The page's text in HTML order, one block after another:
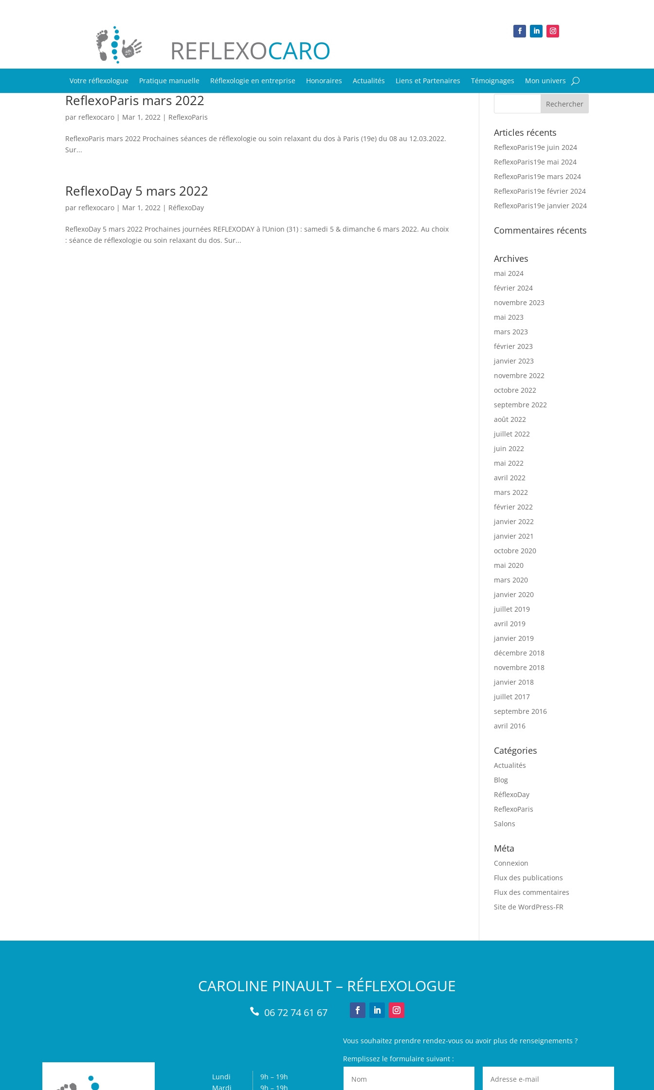
REFLEXOCARO
Votre réflexologue Pratique manuelle Réflexologie en entreprise Honoraires Actualités Liens et Partenaires Témoignages Mon univers
ReflexoParis mars 2022
par reflexocaro | Mar 1, 2022 | ReflexoParis
ReflexoParis mars 2022 Prochaines séances de réflexologie ou soin relaxant du dos à Paris (19e) du 08 au 12.03.2022.
Sur...
ReflexoDay 5 mars 2022
par reflexocaro | Mar 1, 2022 | RéflexoDay
ReflexoDay 5 mars 2022 Prochaines journées REFLEXODAY à l’Union (31) : samedi 5 & dimanche 6 mars 2022. Au choix
: séance de réflexologie ou soin relaxant du dos. Sur...
Articles récents
ReflexoParis19e juin 2024
ReflexoParis19e mai 2024
ReflexoParis19e mars 2024
ReflexoParis19e février 2024
ReflexoParis19e janvier 2024
Commentaires récents
Archives
mai 2024
février 2024
novembre 2023
mai 2023
mars 2023
février 2023
janvier 2023
novembre 2022
octobre 2022
septembre 2022
août 2022
juillet 2022
juin 2022
mai 2022
avril 2022
mars 2022
février 2022
janvier 2022
janvier 2021
octobre 2020
mai 2020
mars 2020
janvier 2020
juillet 2019
avril 2019
janvier 2019
décembre 2018
novembre 2018
janvier 2018
juillet 2017
septembre 2016
avril 2016
Catégories
Actualités
Blog
RéflexoDay
ReflexoParis
Salons
Méta
Connexion
Flux des publications
Flux des commentaires
Site de WordPress-FR
CAROLINE PINAULT – RÉFLEXOLOGUE
 06 72 74 61 67
Lundi
Mardi
9h – 19h
9h – 19h
Vous souhaitez prendre rendez-vous ou avoir plus de renseignements ?
Remplissez le formulaire suivant :